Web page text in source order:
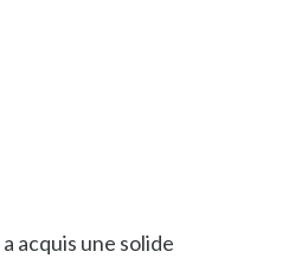
acquis une solide